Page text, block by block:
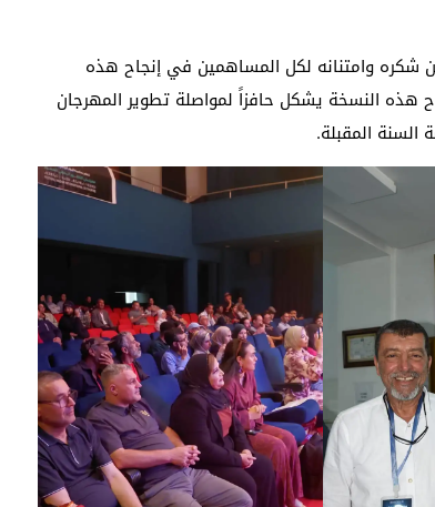
شكره وامتنانه لكل المساهمين في إنجاح هذه
هذه النسخة يشكل حافزاً لمواصلة تطوير المهرجان
السنة المقبلة.